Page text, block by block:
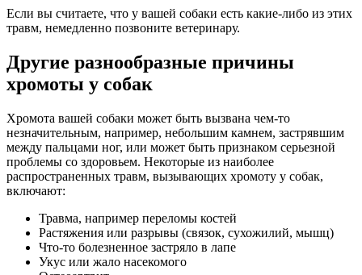
Если вы считаете, что у вашей собаки есть какие-либо из этих
травм, немедленно позвоните ветеринару.
Другие разнообразные причины
хромоты у собак
Хромота вашей собаки может быть вызвана чем-то
незначительным, например, небольшим камнем, застрявшим
между пальцами ног, или может быть признаком серьезной
проблемы со здоровьем. Некоторые из наиболее
распространенных травм, вызывающих хромоту у собак,
включают:
Травма, например переломы костей
Растяжения или разрывы (связок, сухожилий, мышц)
Что-то болезненное застряло в лапе
Укус или жало насекомого